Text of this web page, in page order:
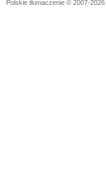
Polskie tłumaczenie © 2007-2026